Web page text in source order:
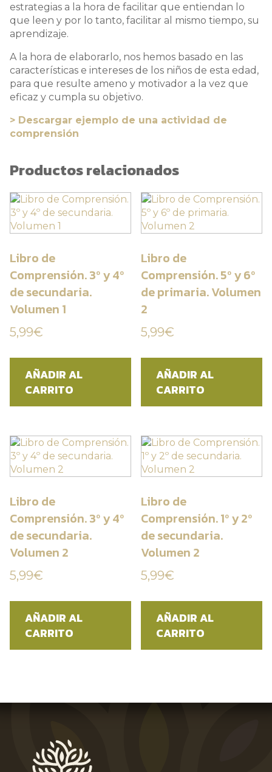
estrategias a la hora de facilitar que entiendan lo
que leen y por lo tanto, facilitar al mismo tiempo, su
aprendizaje.
A la hora de elaborarlo, nos hemos basado en las
características e intereses de los niños de esta edad,
para que resulte ameno y motivador a la vez que
eficaz y cumpla su objetivo.
> Descargar ejemplo de una actividad de
comprensión
Productos relacionados
Libro de
Comprensión. 3º y 4º
de secundaria.
Volumen 1
5,99€
AÑADIR AL
CARRITO
Libro de
Comprensión. 5º y 6º
de primaria. Volumen
2
5,99€
AÑADIR AL
CARRITO
Libro de
Comprensión. 3º y 4º
de secundaria.
Volumen 2
5,99€
AÑADIR AL
CARRITO
Libro de
Comprensión. 1º y 2º
de secundaria.
Volumen 2
5,99€
AÑADIR AL
CARRITO